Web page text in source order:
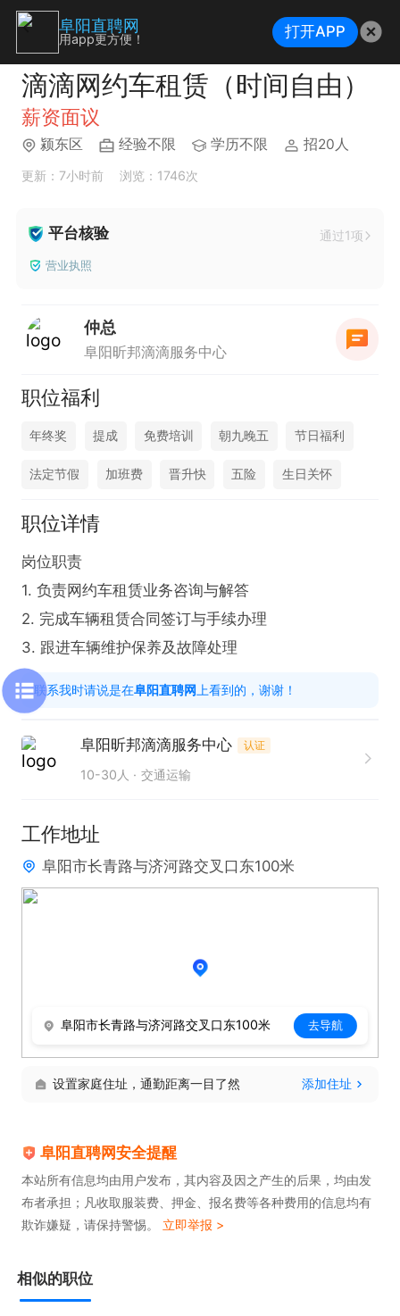
滴滴网约车租赁（时间自由）
薪资面议
颍东区 经验不限 学历不限 招20人
更新：7小时前 浏览：1746次
平台核验 通过1项
营业执照
仲总
阜阳昕邦滴滴服务中心
职位福利
年终奖 提成 免费培训 朝九晚五 节日福利
法定节假 加班费 晋升快 五险 生日关怀
职位详情
岗位职责
1. 负责网约车租赁业务咨询与解答
2. 完成车辆租赁合同签订与手续办理
3. 跟进车辆维护保养及故障处理
联系我时请说是在阜阳直聘网 上看到的，谢谢！
阜阳昕邦滴滴服务中心 认证
10-30人 交通运输
工作地址
阜阳市长青路与济河路交叉口东100米
阜阳市长青路与济河路交叉口东100米 去导航
设置家庭住址，通勤距离一目了然 添加住址
阜阳直聘网安全提醒
本站所有信息均由用户发布，其内容及因之产生的后果，均由发
布者承担；凡收取服装费、押金、报名费等各种费用的信息均有
欺诈嫌疑，请保持警惕。 立即举报 >
相似的职位
阜阳直聘网
用app更方便！ 打开APP